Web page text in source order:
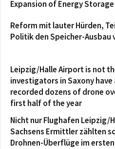
Expansion of Energy Storage
Reform mit lauter Hürden,
Politik den Speicher-Ausbau
Leipzig/Halle Airport is not
investigators in Saxony have
recorded dozens of drone
first half of the year
Nicht nur Flughafen Leipzig/
Sachsens Ermittler zählten
Drohnen-Überflüge im